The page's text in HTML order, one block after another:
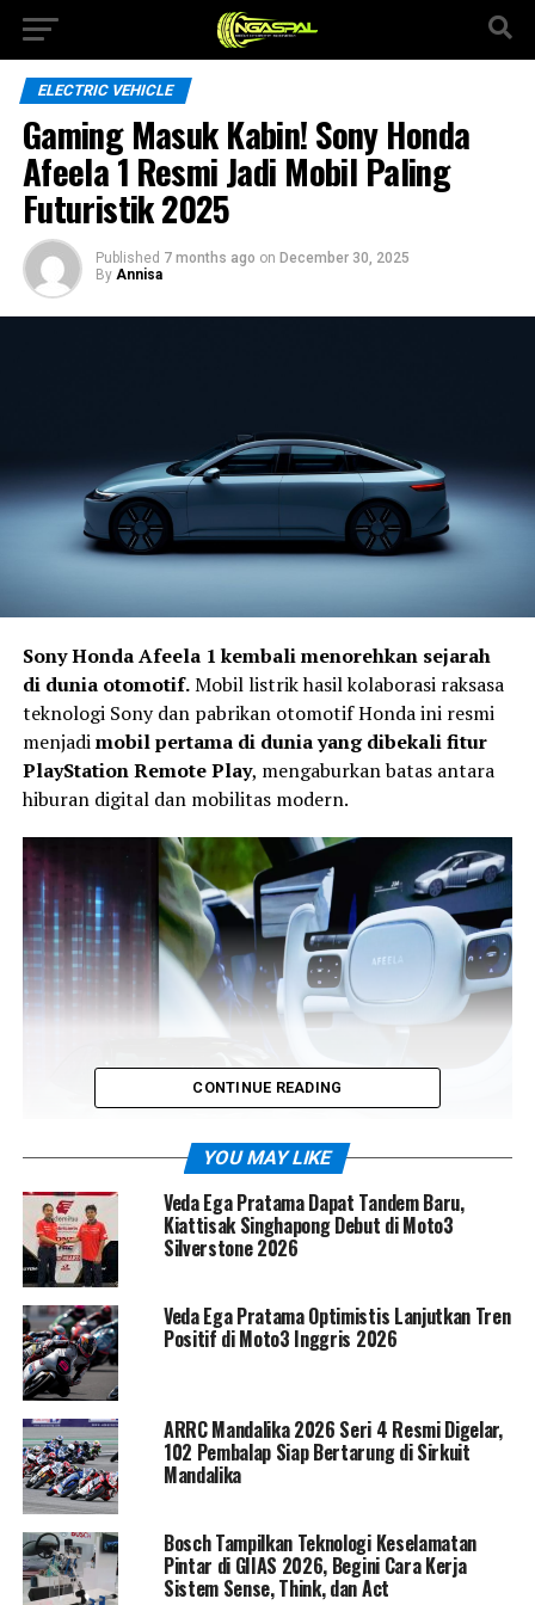
ELECTRIC VEHICLE
Gaming Masuk Kabin! Sony Honda
Afeela 1 Resmi Jadi Mobil Paling
Futuristik 2025
Published 7 months ago on December 30, 2025
By Annisa
Sony Honda Afeela 1 kembali menorehkan sejarah
di dunia otomotif.Mobil listrik hasil kolaborasi raksasa
teknologi Sony dan pabrikan otomotif Honda ini resmi
menjadimobil pertama di dunia yang dibekali fitur
PlayStation Remote Play, mengaburkan batas antara
hiburan digital dan mobilitas modern.
Melalui fitur tersebut, penumpang Afeela 1 dapat
melakukan
PS4 langsung di dalam kabin
bukan sekadar berpindah tempat, tetapi juga
pengalaman hiburan imersif. Dengan kebutuhan koneksi
internet minimal5 Mbps
15 Mbps, Sony Honda Mobility memastikan
pengalaman bermain tetap mulus dan responsif.
Diperkenalkan dalam wujud hampir siap produksi di
CONTINUE READING
YOU MAY LIKE
Veda Ega Pratama Dapat Tandem Baru,
Kiattisak Singhapong Debut di Moto3
Silverstone 2026
Veda Ega Pratama Optimistis Lanjutkan Tren
Positif di Moto3 Inggris 2026
ARRC Mandalika 2026 Seri 4 Resmi Digelar,
102 Pembalap Siap Bertarung di Sirkuit
Mandalika
Bosch Tampilkan Teknologi Keselamatan
Pintar di GIIAS 2026, Begini Cara Kerja
Sistem Sense, Think, dan Act